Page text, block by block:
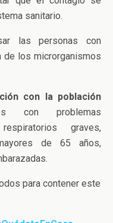
sanitario.
las personas con
de los microrganismos
con la población
con problemas
graves,
de 65 años,
para contener este